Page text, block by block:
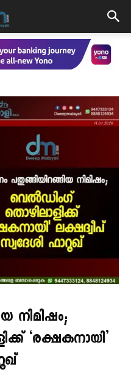
നിമിഷം;
‘രക്ഷകനായി’